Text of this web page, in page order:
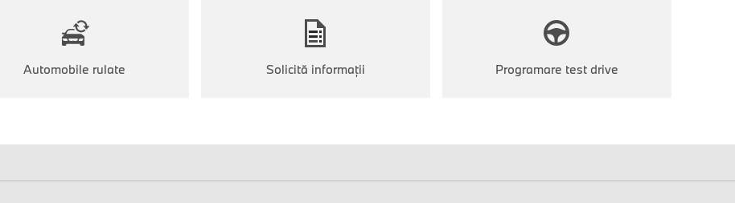
Automobile rulate Solicită informaţii Programare test drive